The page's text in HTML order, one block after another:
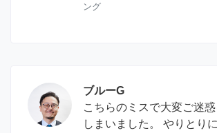
ング
ブルーG
こちらのミスで大変ご迷
しまいました。 やりとり